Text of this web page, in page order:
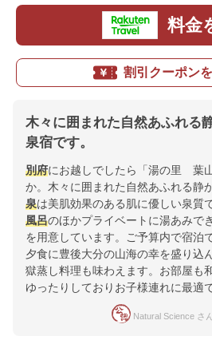
料金
割引クーポン
木々に囲まれた自然あふれる
泉宿です。
別府にお越しでしたら「湯の里 葉
か。木々に囲まれた自然あふれる静
泉は美肌効果のある肌に優しい泉質
風呂のほかプライベートに湯あみで
を用意しています。ご予算内で宿泊
夕食に豊後大分の山海の幸を盛り込
獄蒸し料理も味わえます。お部屋も
ゆったりしておりお子様連れに最適で
Natural Science さ